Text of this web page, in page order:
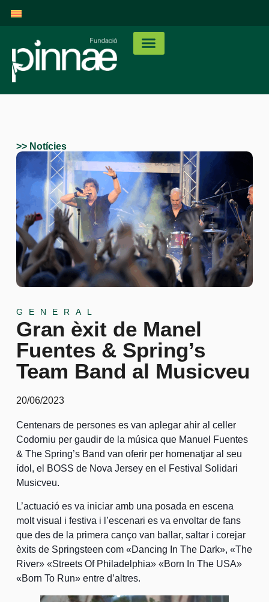
>> Notícies
GENERAL
Gran èxit de Manel
Fuentes & Spring’s
Team Band al Musicveu
20/06/2023
Centenars de persones es van aplegar ahir al celler
Codorniu per gaudir de la música que Manuel Fuentes
& The Spring’s Band van oferir per homenatjar al seu
ídol, el BOSS de Nova Jersey en el Festival Solidari
Musicveu.
L’actuació es va iniciar amb una posada en escena
molt visual i festiva i l’escenari es va envoltar de fans
que des de la primera canço van ballar, saltar i corejar
èxits de Springsteen com «Dancing In The Dark», «The
River» «Streets Of Philadelphia» «Born In The USA»
«Born To Run» entre d’altres.